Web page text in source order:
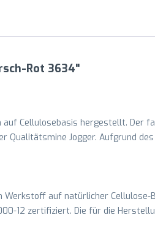
Rot 3634"
Cellulosebasis hergestellt. Der
Qualitätsmine Jogger. Aufgrund
Werkstoff auf natürlicher Cellulose-
12 zertifiziert. Die für die